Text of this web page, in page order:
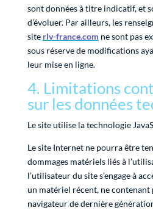
sont données à titre indicatif, et
d’évoluer. Par ailleurs, les
site rlv-france.com ne sont pas
sous réserve de modifications
leur mise en ligne.
4. Limitations
sur les données
Le site utilise la technologie
Le site Internet ne pourra être
dommages matériels liés à
l’utilisateur du site s’engage à
un matériel récent, ne contenant
navigateur de dernière